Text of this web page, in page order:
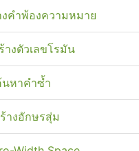
งคำพ้องความหมาย
างตัวเลขโรมัน
หาคำซ้ำ
างอักษรสุ่ม